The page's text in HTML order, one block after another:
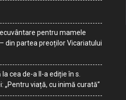
pentru mamele
din partea preoților Vicariatului
cea de-a II-a ediție în s.
„Pentru viață, cu inimă curată”